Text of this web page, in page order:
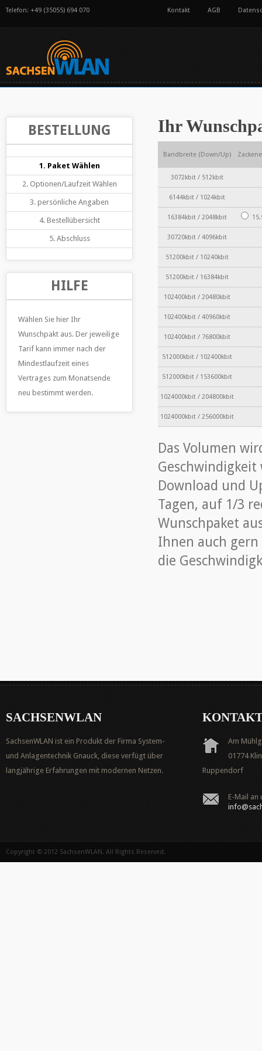
Telefon: +49 (35055) 694 070 Kontakt AGB
Ihr
Bandbreite (Down/Up)
3072kbit / 512kbit
6144kbit / 1024kbit
16384kbit / 2048kbit
30720kbit / 4096kbit
51200kbit / 10240kbit
51200kbit / 16384kbit
102400kbit / 20480kbit
102400kbit / 40960kbit
102400kbit / 76800kbit
512000kbit / 102400kbit
512000kbit / 153600kbit
1024000kbit / 204800kbit
1024000kbit / 256000kbit
Das Volumen
Download und
Tagen, auf 1/3
Wunschpaket
Ihnen auch
die
BESTELLUNG
1. Paket Wählen
2. Optionen/Laufzeit Wählen
3. persönliche Angaben
4. Bestellübersicht
5. Abschluss
HILFE
Wählen Sie hier Ihr
Wunschpakt aus. Der jeweilige
Tarif kann immer nach der
Mindestlaufzeit eines
Vertrages zum Monatsende
neu bestimmt werden.
SACHSENWLAN
SachsenWLAN ist ein Produkt der Firma System-
und Anlagentechnik Gnauck, diese verfügt über
langjährige Erfahrungen mit modernen Netzen.
Am
01774
Ruppendorf
E-Mail an
Copyright © 2012 SachsenWLAN. All Rights Reserved.